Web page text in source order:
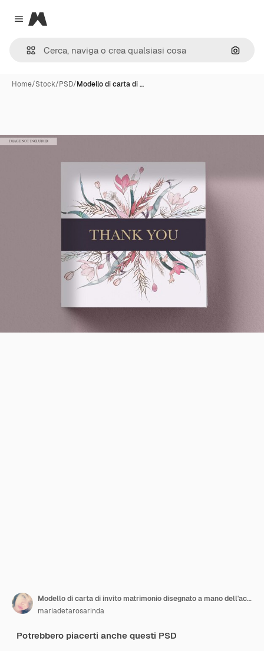
Close menu
Magnific
Cerca
Home/Stock/PSD/Modello di carta di …
Modello di carta di invito matrimonio disegnato a mano dell'acquerello
mariadetarosarinda
Potrebbero piacerti anche questi PSD